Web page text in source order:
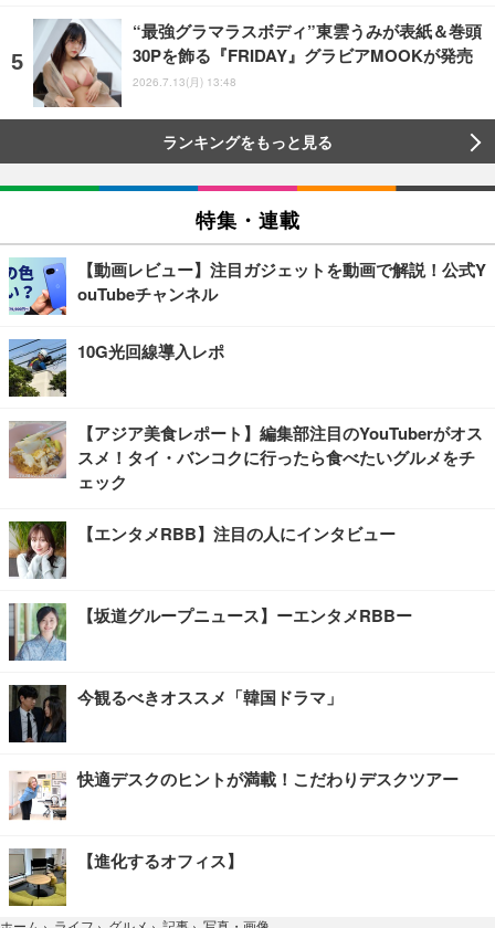
“最強グラマラスボディ”東雲うみが表紙＆巻頭
30Pを飾る『FRIDAY』グラビアMOOKが発売
2026.7.13(月) 13:48
ランキングをもっと見る
特集・連載
【動画レビュー】注目ガジェットを動画で解説！公式Y
ouTubeチャンネル
10G光回線導入レポ
【アジア美食レポート】編集部注目のYouTuberがオス
スメ！タイ・バンコクに行ったら食べたいグルメをチ
ェック
【エンタメRBB】注目の人にインタビュー
【坂道グループニュース】ーエンタメRBBー
今観るべきオススメ「韓国ドラマ」
快適デスクのヒントが満載！こだわりデスクツアー
【進化するオフィス】